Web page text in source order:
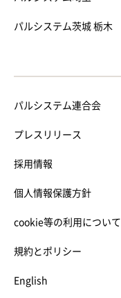
パルシステム茨城 栃木
パルシステム連合会
プレスリリース
採用情報
個人情報保護方針
cookie等の利用について
規約とポリシー
English